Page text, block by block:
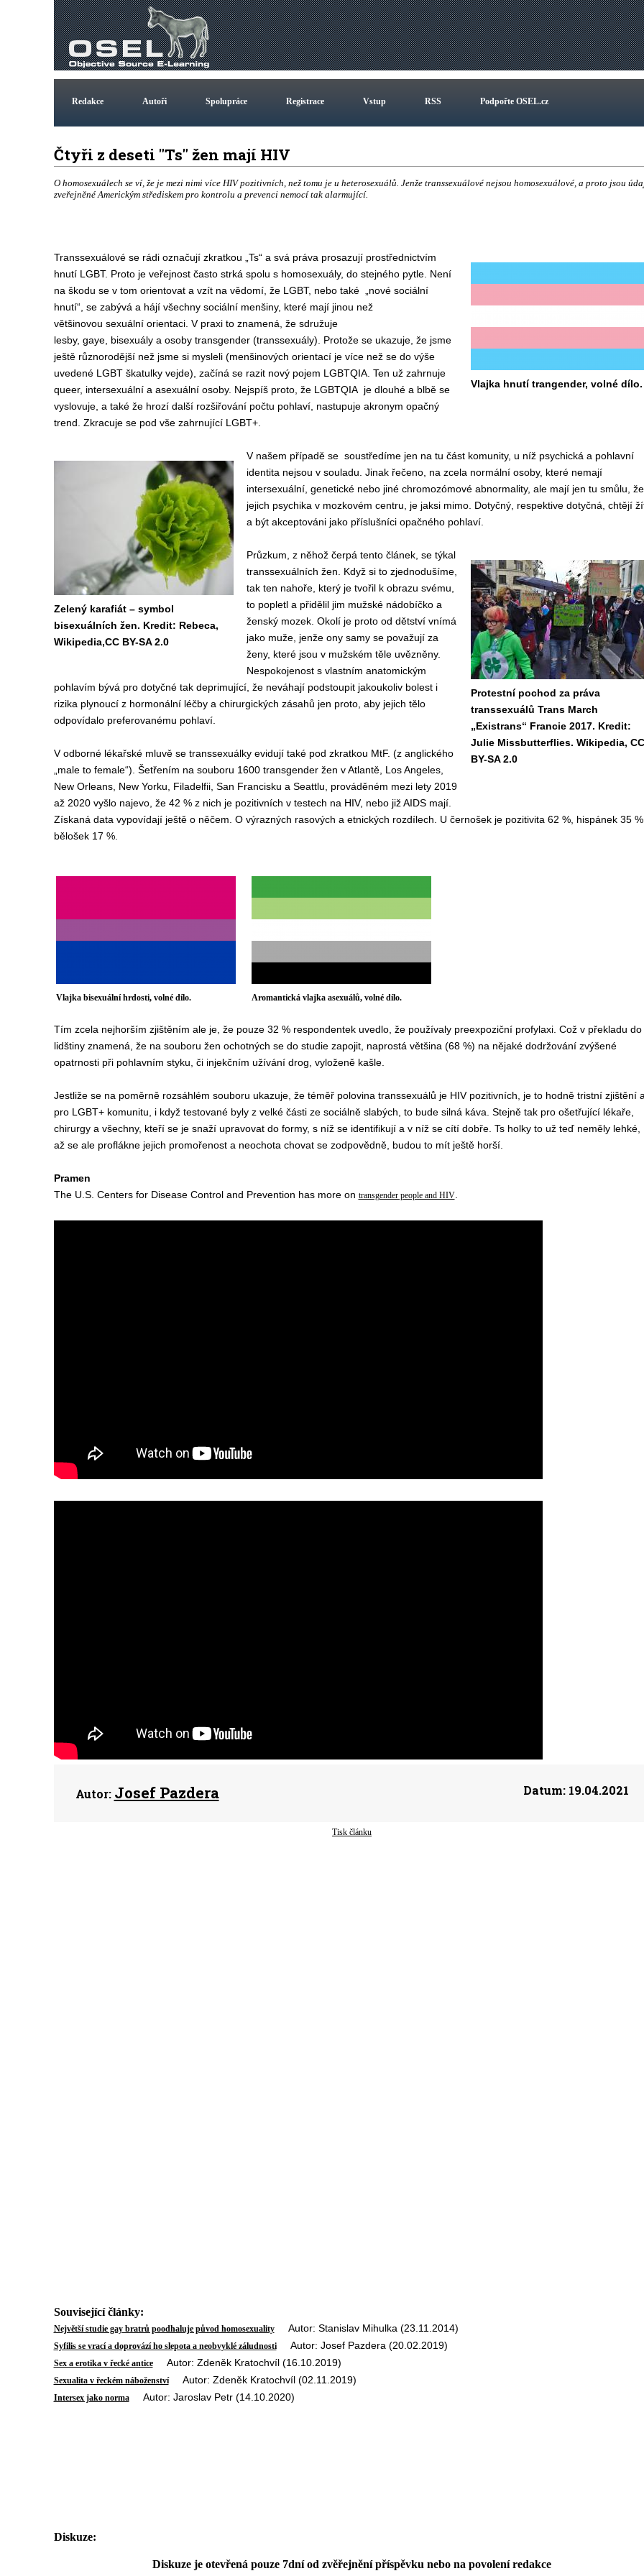
Redakce Autoři Spolupráce Registrace Vstup RSS Podpořte OSEL.cz
Čtyři z deseti "Ts" žen mají HIV
O homosexuálech se ví, že je mezi nimi více HIV pozitivních, než tomu je u heterosexuálů. Jenže transsexuálové nejsou homosexuálové, a proto jsou
zveřejněné Americkým střediskem pro kontrolu a prevenci nemocí tak alarmující.
Vlajka hnutí trangender, volné dílo.
Transsexuálové se rádi označují zkratkou „Ts“ a svá práva prosazují prostřednictvím
hnutí LGBT. Proto je veřejnost často strká spolu s homosexuály, do stejného pytle. Není
na škodu se v tom orientovat a vzít na vědomí, že LGBT, nebo také „nové sociální
hnutí“, se zabývá a hájí všechny sociální menšiny, které mají jinou než
většinovou sexuální orientaci. V praxi to znamená, že sdružuje
lesby, gaye, bisexuály a osoby transgender (transsexuály). Protože se ukazuje, že jsme
ještě různorodější než jsme si mysleli (menšinových orientací je více než se do výše
uvedené LGBT škatulky vejde) , začíná se razit nový pojem LGBTQIA. Ten už zahrnuje
queer, intersexuální a asexuální osoby. Nejspíš proto, že LGBTQIA je dlouhé a blbě se
vyslovuje, a také že hrozí další rozšiřování počtu pohlaví, nastupujeakronym opačný
trend. Zkracuje se pod vše zahrnující LGBT+.
Zelený karafiát – symbol
bisexuálních žen. Kredit: Rebeca,
Wikipedia,CC BY-SA 2.0
V našem případě se soustředíme jen na tu část komunity, u níž psychická a pohlavní
identita nejsou v souladu. Jinak řečeno, na zcela normální osoby, které nemají
intersexuální, genetické nebo jiné chromozómové abnormality, ale mají jen tu smůlu, že
jejich psychika v mozkovém centru, je jaksi mimo. Dotyčný, respektivedotyčná, chtějí
a být akceptováni jako příslušníci opačného pohlaví.
Protestní pochod za práva
transsexuálů Trans March
„Existrans“ Francie 2017. Kredit:
Julie Missbutterflies. Wikipedia, CC
BY-SA 2.0
Průzkum, z něhož čerpá tento článek, se týkal
transsexuálních žen. Když si to zjednodušíme,
tak ten nahoře, který je tvořil k obrazu svému,
to popletl a přidělil jim mužské nádobíčko a
ženský mozek. Okolí je proto od dětství vnímá
jako muže, jenže ony samy se považují za
ženy, které jsou v mužském těle uvězněny.
Nespokojenost s vlastním anatomickým
pohlavím bývá pro dotyčné tak deprimující, že neváhají podstoupit jakoukoliv bolest i
rizika plynoucí z hormonální léčby a chirurgických zásahů jen proto, aby jejich tělo
odpovídalo preferovanému pohlaví.
V odborné lékařské mluvě se transsexuálky evidují také pod zkratkou MtF. (z anglického
„male to female“). Šetřením na souboru 1600 transgender žen v Atlantě, Los Angeles,
New Orleans, New Yorku, Filadelfii, San Francisku a Seattlu, prováděném mezi lety 2019
až 2020 vyšlo najevo, že 42 % z nich je pozitivních v testech na HIV, nebo již AIDS mají.
Získaná data vypovídají ještě o něčem. O výrazných rasových a etnických rozdílech. U černošek je pozitivita 62 %, hispánek 35
bělošek 17 %.
Vlajka bisexuální hrdosti, volné dílo. Aromantická vlajka asexuálů, volné dílo.
Tím zcela nejhorším zjištěním ale je, že pouze 32 % respondentek uvedlo, že používaly preexpoziční profylaxi. Což v překladu do
lidštiny znamená, že na souboru žen ochotných se do studie zapojit, naprostá většina (68 %) na nějaké dodržování zvýšené
opatrnosti při pohlavním styku, či injekčním užívání drog, vyloženě kašle.
Jestliže se na poměrně rozsáhlém souboru ukazuje, že téměř polovina transsexuálů je HIV pozitivních, je to hodně tristní zjištění
pro LGBT+ komunitu, i když testované byly z velké části ze sociálně slabých, to budesilná káva. Stejně tak pro ošetřující lékaře,
chirurgy a všechny, kteří se je snaží upravovat do formy, s níž se identifikují a v níž se cítí dobře. Ts holky to už teď neměly lehké,
až se ale proflákne jejich promořenost a neochota chovat se zodpovědně, budou to mít ještě horší.
Pramen
The U.S. Centers for Disease Control and Prevention has more on transgender people and HIV.
Autor: Josef Pazdera Datum:19.04.2021
Tisk článku
Související články:
Největší studie gay bratrů poodhaluje původ homosexualityAutor: Stanislav Mihulka (23.11.2014)
Syfilis se vrací a doprovází ho slepota a neobvyklé záludnostiAutor: Josef Pazdera (20.02.2019)
Sex a erotika v řecké anticeAutor: Zdeněk Kratochvíl (16.10.2019)
Sexualita v řeckém náboženstvíAutor: Zdeněk Kratochvíl (02.11.2019)
Intersex jako normaAutor: Jaroslav Petr (14.10.2020)
Diskuze:
Diskuze je otevřená pouze 7dní od zvěřejnění příspěvku nebo na povolení redakce